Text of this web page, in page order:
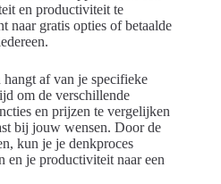
en productiviteit te
naar gratis opties of betaalde
af van je specifieke
om de verschillende
en prijzen te vergelijken
bij jouw wensen. Door de
kun je je denkproces
en je productiviteit naar een